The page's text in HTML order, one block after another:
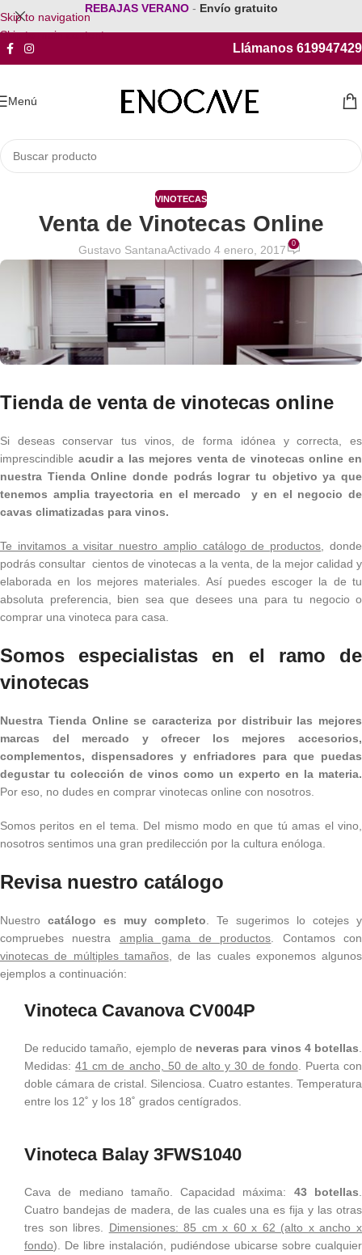
Skip to navigation
Skip to main content
REBAJAS VERANO - Envío gratuito
Llámanos 619947429
Menú
VINOTECAS
Venta de Vinotecas Online
Gustavo SantanaActivado 4 enero, 2017 0
Tienda de venta de vinotecas online
Si deseas conservar tus vinos, de forma idónea y correcta, es
imprescindible acudir a las mejores venta de vinotecas online en
nuestra Tienda Online donde podrás lograr tu objetivo ya que
tenemos amplia trayectoria en el mercado y en el negocio de
cavas climatizadas para vinos.
Te invitamos a visitar nuestro amplio catálogo de productos , donde
podrás consultar cientos de vinotecas a la venta, de la mejor calidad y
elaborada en los mejores materiales. Así puedes escoger la de tu
absoluta preferencia, bien sea que desees una para tu negocio o
comprar una vinoteca para casa.
Somos especialistas en el ramo de
vinotecas
Nuestra Tienda Online se caracteriza por distribuir las mejores
marcas del mercado y ofrecer los mejores accesorios,
complementos, dispensadores y enfriadores para que puedas
degustar tu colección de vinos como un experto en la materia.
Por eso, no dudes en comprar vinotecas online con nosotros.
Somos peritos en el tema. Del mismo modo en que tú amas el vino,
nosotros sentimos una gran predilección por la cultura enóloga.
Revisa nuestro catálogo
Nuestro catálogo es muy completo . Te sugerimos lo cotejes y
compruebes nuestra amplia gama de productos . Contamos con
vinotecas de múltiples tamaños, de las cuales exponemos algunos
ejemplos a continuación:
Vinoteca Cavanova CV004P
De reducido tamaño, ejemplo de neveras para vinos 4 botellas
Medidas:41 cm de ancho, 50 de alto y 30 de fondo . Puerta con
doble cámara de cristal. Silenciosa. Cuatro estantes. Temperatura
entre los 12˚ y los 18˚ grados centígrados.
Vinoteca Balay 3FWS1040
Cava de mediano tamaño. Capacidad máxima: 43 botellas
Cuatro bandejas de madera, de las cuales una es fija y las otras
tres son libres. Dimensiones: 85 cm x 60 x 62 (alto x ancho x
fondo). De libre instalación, pudiéndose ubicarse sobre cualquier